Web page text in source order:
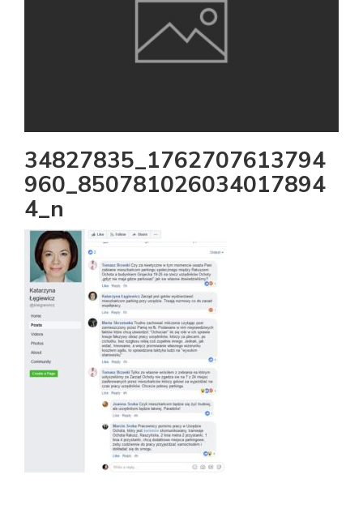
34827835_1762707613794
960_850781026034017894
4_n